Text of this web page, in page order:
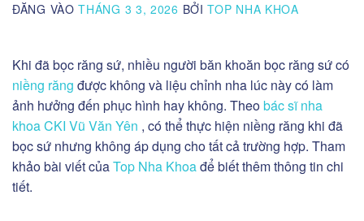
ĐĂNG VÀOTHÁNG 3 3, 2026 BỞITOP NHA KHOA
Khi đã bọc răng sứ, nhiều người băn khoăn bọc răng sứ có
niềng răng được không và liệu chỉnh nha lúc này có làm
ảnh hưởng đến phục hình hay không. Theobác sĩ nha
khoa CKI Vũ Văn Yên , có thể thực hiện niềng răng khi đã
bọc sứ nhưng không áp dụng cho tất cả trường hợp. Tham
khảo bài viết củaTop Nha Khoađể biết thêm thông tin chi
tiết.